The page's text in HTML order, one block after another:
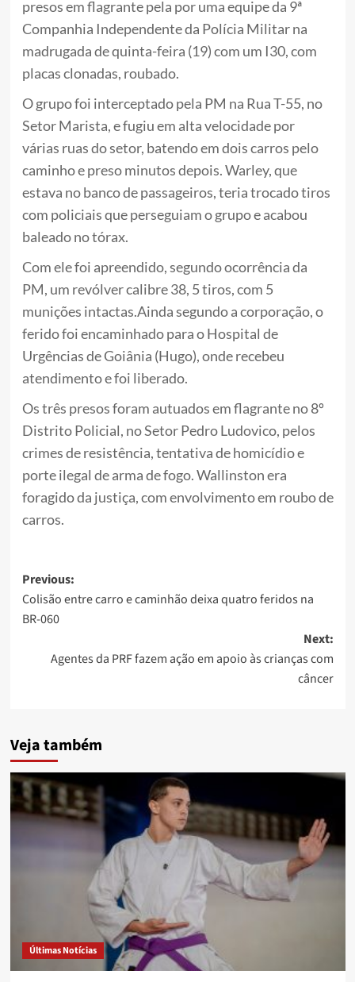
presos em flagrante pela por uma equipe da 9ª
Companhia Independente da Polícia Militar na
madrugada de quinta-feira (19) com um I30, com
placas clonadas, roubado.
O grupo foi interceptado pela PM na Rua T-55, no
Setor Marista, e fugiu em alta velocidade por
várias ruas do setor, batendo em dois carros pelo
caminho e preso minutos depois. Warley, que
estava no banco de passageiros, teria trocado tiros
com policiais que perseguiam o grupo e acabou
baleado no tórax.
Com ele foi apreendido, segundo ocorrência da
PM, um revólver calibre 38, 5 tiros, com 5
munições intactas.Ainda segundo a corporação, o
ferido foi encaminhado para o Hospital de
Urgências de Goiânia (Hugo), onde recebeu
atendimento e foi liberado.
Os três presos foram autuados em flagrante no 8º
Distrito Policial, no Setor Pedro Ludovico, pelos
crimes de resistência, tentativa de homicídio e
porte ilegal de arma de fogo. Wallinston era
foragido da justiça, com envolvimento em roubo de
carros.
Post
navigation
Previous:
Colisão entre carro e caminhão deixa quatro feridos na
BR-060
Next:
Agentes da PRF fazem ação em apoio às crianças com
câncer
Veja também
Últimas Notícias